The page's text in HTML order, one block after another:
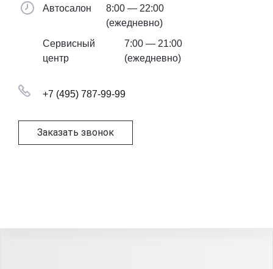
Автосалон
8:00 — 22:00
(ежедневно)
Сервисный
центр
7:00 — 21:00
(ежедневно)
+7 (495) 787-99-99
Заказать звонок